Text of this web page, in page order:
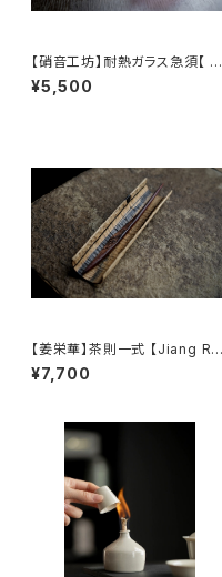
【硝音工坊】耐熱ガラス急須【 Sh
ione Studio】Borosilicate g
lass teapot
¥5,500
【姜栄華】茶則一式 【Jiang Ro
nghua】A complete tea tray
set
¥7,700